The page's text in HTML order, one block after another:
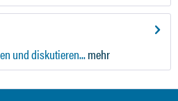
und diskutieren...mehr